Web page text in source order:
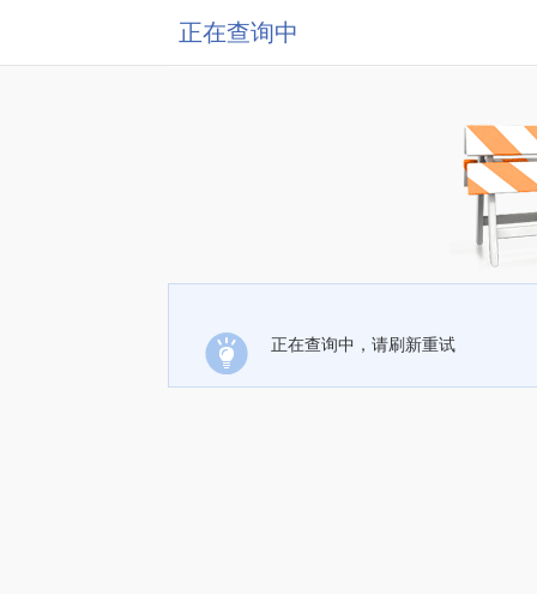
正在查询中
正在查询中，请刷新重试